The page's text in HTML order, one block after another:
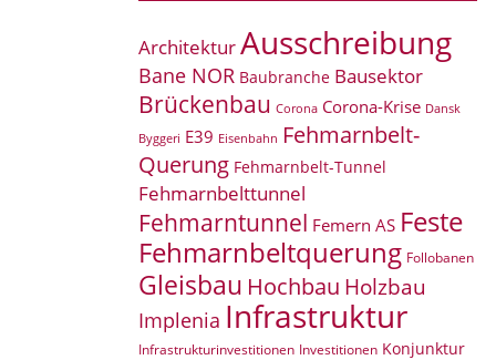
ArchitekturAusschreibung
Bane NOR Baubranche Bausektor
Brückenbau Corona Corona-Krise Dansk
Byggeri E39 Eisenbahn Fehmarnbelt-
Querung Fehmarnbelt-Tunnel
Fehmarnbelttunnel
Fehmarntunnel Femern AS Feste
Fehmarnbeltquerung Follobanen
Gleisbau Hochbau Holzbau
Implenia Infrastruktur
Infrastrukturinvestitionen Investitionen Konjunktur